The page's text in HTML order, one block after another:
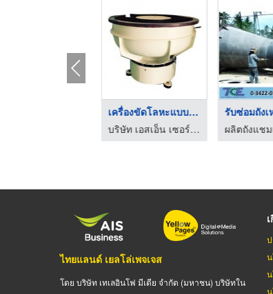
เครื่องขัดโลหะแบบสั่ ...
บริษัท เอสเอ็น เซอร์เฟส อินดัสเตรียล จำกัด
ไทยแลนด์ เยลโล่เพจเจส
โดย บริษัท เทเลอินโฟ มีเดีย จำกัด (มหาชน) บริษัทใน